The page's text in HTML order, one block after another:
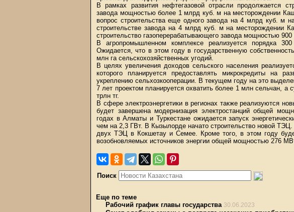
В рамках развития нефтегазовой отрасли продолжается
завода мощностью более 1 млрд куб. м на месторождении
вопрос строительства еще одного завода на 4 млрд куб. м
строительстве завода на 4 млрд куб. м на месторождении
строительство газоперерабатывающего завода мощностью
В агропромышленном комплексе реализуется порядка
Ожидается, что в этом году в государственную
млн га сельскохозяйственных угодий.
В целях увеличения доходов сельского населения
которого планируется предоставлять микрокредиты на
укреплению сельхозкооперации. В текущем году на это
7 лет проектом планируется охватить более 1 млн сельчан, а
трлн тг.
В сфере электроэнергетики в регионах также реализуются
будет завершена модернизация электростанций общей
годах в Алматы и Туркестане ожидается запуск
чем на 2,3 ГВт. В Кызылорде начато строительство новой
двух ТЭЦ в Кокшетау и Семее. Кроме того, в этом году
возобновляемых источников энергии общей мощностью 276
Поиск
Еще по теме
Рабочий график главы государства 30.06.2023